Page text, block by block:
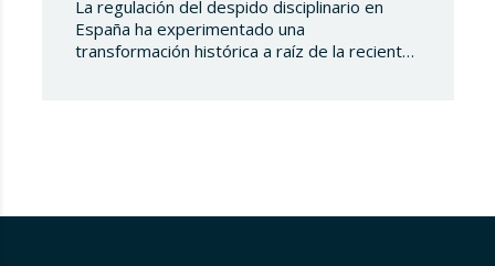
La regulación del despido disciplinario en
España ha experimentado una
transformación histórica a raíz de la reciente